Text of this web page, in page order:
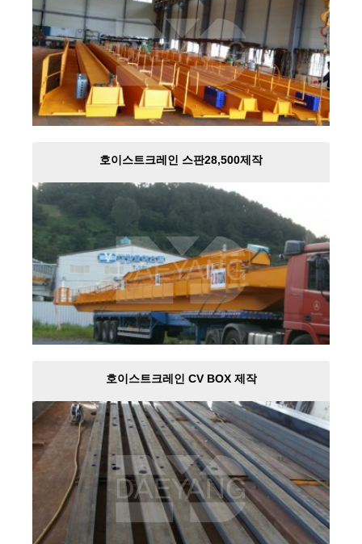
호이스트크레인 스판28,500제작
호이스트크레인 CV BOX 제작